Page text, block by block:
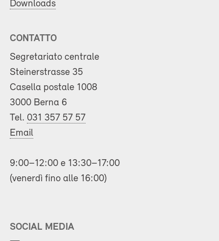
Downloads
CONTATTO
Segretariato centrale
Steinerstrasse 35
Casella postale 1008
3000 Berna 6
Tel. 031 357 57 57
Email
9:00–12:00 e 13:30–17:00
(venerdì fino alle 16:00)
SOCIAL MEDIA